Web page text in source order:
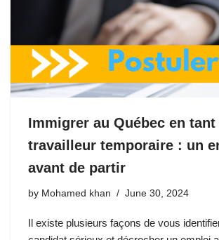
Immigrer au Québec en tant
travailleur temporaire : un
avant de partir
by Mohamed khan June 30, 2024
Il existe plusieurs façons de vous